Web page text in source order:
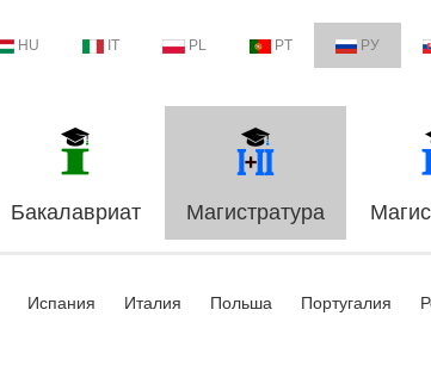
HU IT PL PT РУ
Бакалавриат Магистратура
Испания Италия Польша Португалия